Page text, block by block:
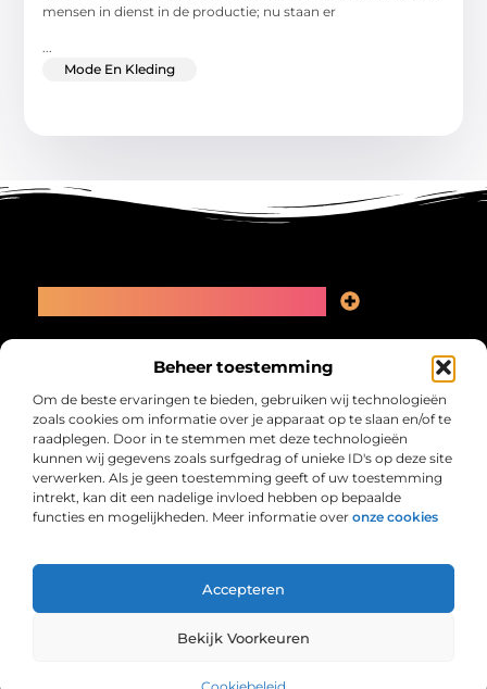
Beheer toestemming
Om de beste ervaringen te bieden, gebruiken wij technologieën
zoals cookies om informatie over je apparaat op te slaan en/of te
raadplegen. Door in te stemmen met deze technologieën
kunnen wij gegevens zoals surfgedrag of unieke ID's op deze site
verwerken. Als je geen toestemming geeft of uw toestemming
intrekt, kan dit een nadelige invloed hebben op bepaalde
functies en mogelijkheden. Meer informatie over onze cookies
Accepteren
Bekijk Voorkeuren
mensen in dienst in de productie; nu staan er
Mode En Kleding
Collectiefrima.nl – Jouw verzameling van
Ontdek blogs en artikelen over alles wat het dagelijks leven boeiend
maakt.
@2025 All Right Reserved. Design bywww.collectiefrima.nl.